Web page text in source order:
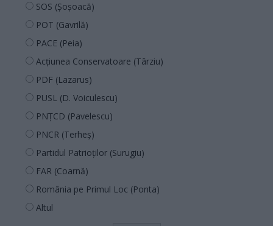
SOS (Șoșoacă)
POT (Gavrilă)
PACE (Peia)
Acțiunea Conservatoare (Târziu)
PDF (Lazarus)
PUSL (D. Voiculescu)
PNȚCD (Pavelescu)
PNCR (Terheș)
Partidul Patrioților (Surugiu)
FAR (Coarnă)
România pe Primul Loc (Ponta)
Altul